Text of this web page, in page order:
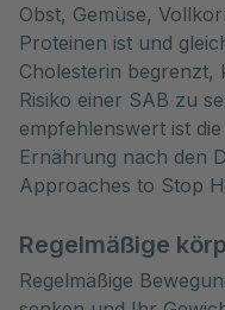
Obst, Gemüse,
Proteinen ist und
Cholesterin begrenzt,
Risiko einer SAB zu
empfehlenswert ist
Ernährung nach den
Approaches to Stop
Regelmäßige
Regelmäßige